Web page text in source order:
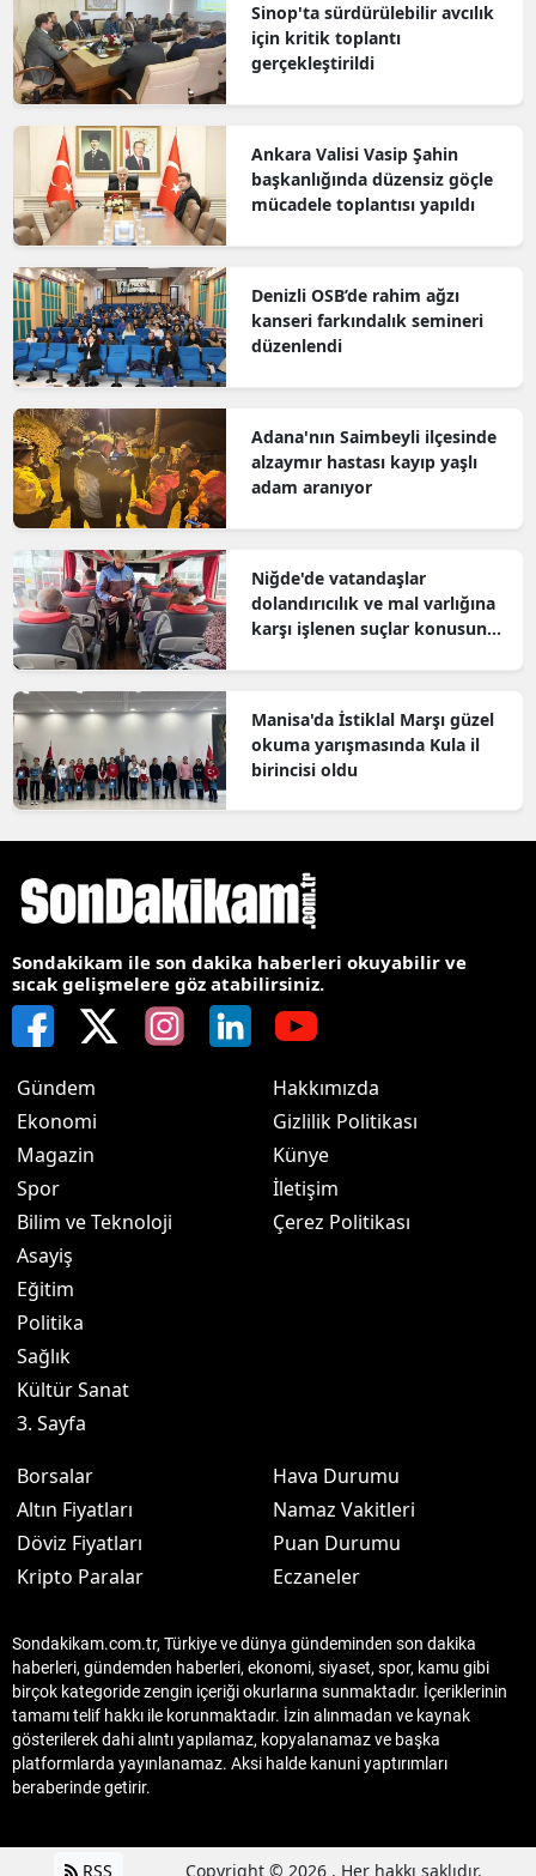
Sinop'ta sürdürülebilir avcılık
için kritik toplantı
gerçekleştirildi
Ankara Valisi Vasip Şahin
başkanlığında düzensiz göçle
mücadele toplantısı yapıldı
Denizli OSB’de rahim ağzı
kanseri farkındalık semineri
düzenlendi
Adana'nın Saimbeyli ilçesinde
alzaymır hastası kayıp yaşlı
adam aranıyor
Niğde'de vatandaşlar
dolandırıcılık ve mal varlığına
karşı işlenen suçlar konusunda
Manisa'da İstiklal Marşı güzel
okuma yarışmasında Kula il
birincisi oldu
Sondakikam ile son dakika haberleri okuyabilir ve
sıcak gelişmelere göz atabilirsiniz.
Gündem
Ekonomi
Magazin
Spor
Bilim ve Teknoloji
Asayiş
Eğitim
Politika
Sağlık
Kültür Sanat
3. Sayfa
Hakkımızda
Gizlilik Politikası
Künye
İletişim
Çerez Politikası
Borsalar
Altın Fiyatları
Döviz Fiyatları
Kripto Paralar
Hava Durumu
Namaz Vakitleri
Puan Durumu
Eczaneler
Sondakikam.com.tr, Türkiye ve dünya gündeminden son dakika
haberleri, gündemden haberleri, ekonomi, siyaset, spor, kamu gibi
birçok kategoride zengin içeriği okurlarına sunmaktadır. İçeriklerinin
tamamı telif hakkı ile korunmaktadır. İzin alınmadan ve kaynak
gösterilerek dahi alıntı yapılamaz, kopyalanamaz ve başka
platformlarda yayınlanamaz. Aksi halde kanuni yaptırımları
beraberinde getirir.
RSS Copyright © 2026 . Her hakkı saklıdır.